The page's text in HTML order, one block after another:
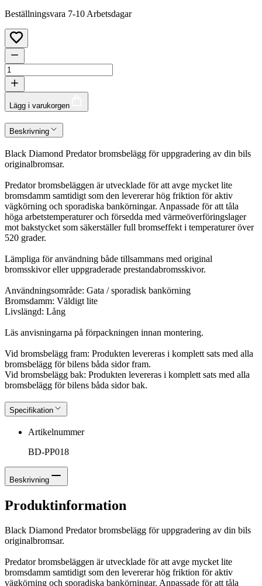
Beställningsvara 7-10 Arbetsdagar
Lägg i varukorgen
Beskrivning
Black Diamond Predator bromsbelägg för uppgradering av din bils
originalbromsar.
Predator bromsbeläggen är utvecklade för att avge mycket lite
bromsdamm samtidigt som den levererar hög friktion för aktiv
vägkörning och sporadiska bankörningar. Anpassade för att tåla
höga arbetstemperaturer och försedda med värmeöverföringslager
mot bakstycket som säkerställer full bromseffekt i temperaturer över
520 grader.
Lämpliga för användning både tillsammans med original
bromsskivor eller uppgraderade prestandabromsskivor.
Användningsområde: Gata / sporadisk bankörning
Bromsdamm: Väldigt lite
Livslängd: Lång
Läs anvisningarna på förpackningen innan montering.
Vid bromsbelägg fram: Produkten levereras i komplett sats med alla
bromsbelägg för bilens båda sidor fram.
Vid bromsbelägg bak: Produkten levereras i komplett sats med alla
bromsbelägg för bilens båda sidor bak.
Specifikation
Artikelnummer
BD-PP018
Beskrivning
Produktinformation
Black Diamond Predator bromsbelägg för uppgradering av din bils
originalbromsar.
Predator bromsbeläggen är utvecklade för att avge mycket lite
bromsdamm samtidigt som den levererar hög friktion för aktiv
vägkörning och sporadiska bankörningar. Anpassade för att tåla